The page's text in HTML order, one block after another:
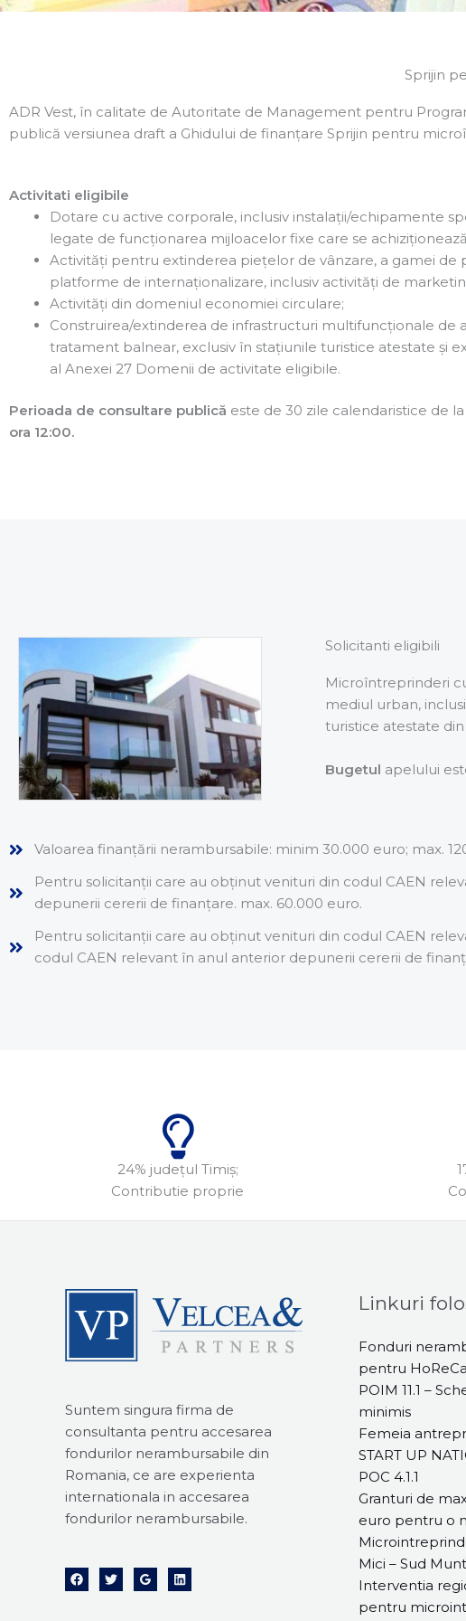
Sprijin
ADR Vest, în calitate de Autoritate de Management pentru
publică versiunea draft a Ghidului de finanțare Sprijin pentru
Activitati eligibile
Dotare cu active corporale, inclusiv instalații/echipamente
legate de funcționarea mijloacelor fixe care se
Activități pentru extinderea piețelor de vânzare, a gamei de
platforme de internaționalizare, inclusiv activități de
Activități din domeniul economiei circulare;
Construirea/extinderea de infrastructuri multifuncționale de
tratament balnear, exclusiv în stațiunile turistice atestate și
al Anexei 27 Domenii de activitate eligibile.
Perioada de consultare publică este de 30 zile calendaristice de
ora 12:00.
Solicitanti eligibili
Microîntreprinderi
mediul urban,
turistice atestate din
Bugetul apelului
Valoarea finanțării nerambursabile: minim 30.000 euro; max.
Pentru solicitanții care au obținut venituri din codul CAEN
depunerii cererii de finanțare. max. 60.000 euro.
Pentru solicitanții care au obținut venituri din codul CAEN
codul CAEN relevant în anul anterior depunerii cererii de
24% județul Timiș;
Contributie proprie
Suntem singura firma de
consultanta pentru accesarea
fondurilor nerambursabile din
Romania, ce are experienta
internationala in accesarea
fondurilor nerambursabile.
Linkuri
Fonduri
pentru
POIM 11.1 –
minimis
Femeia
START UP
POC 4.1.1
Granturi de
euro pentru o
Mici – Sud
Interventia
pentru